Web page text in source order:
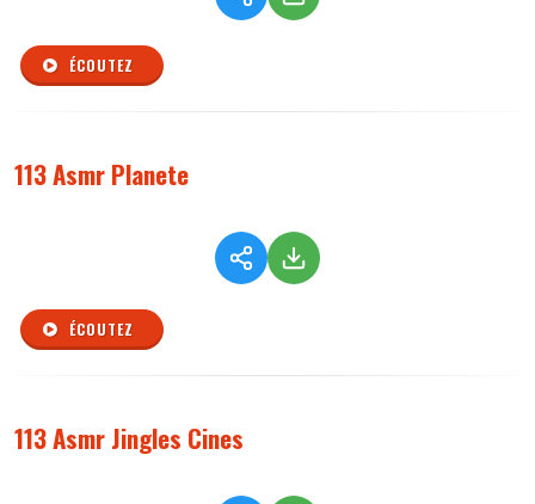
ÉCOUTEZ
113 Asmr Planete
ÉCOUTEZ
113 Asmr Jingles Cines